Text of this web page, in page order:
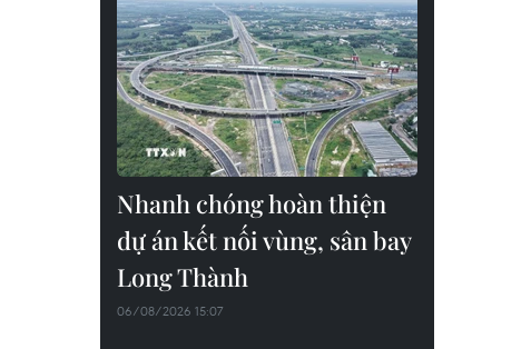
Nhanh chóng hoàn thiện
dự án kết nối vùng, sân bay
Long Thành
06/08/2026 15:07